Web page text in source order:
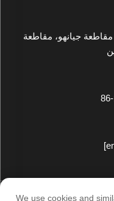
مقاطعة جيانهو، مقاطعة
كو., لت. جميع الحقوق
We use cookies and